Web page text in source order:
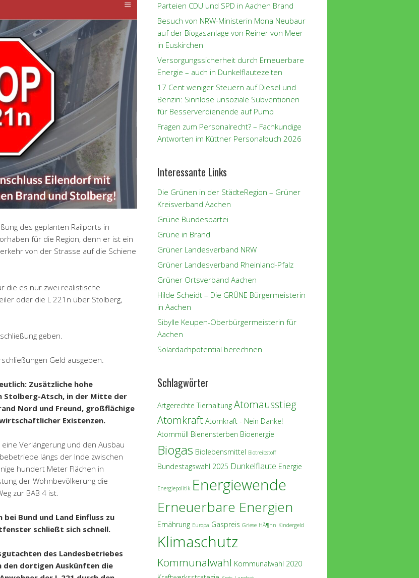
des geplanten Railports in
für die Region, denn er ist ein
von der Strasse auf die Schiene
die es nur zwei realistische
oder die L 221n über Stolberg,
geben.
Geld ausgeben.
Zusätzliche hohe
Stolberg-Atsch, in der Mitte der
Nord und Freund, großflächige
Existenzen.
Verlängerung und den Ausbau
längs der Inde zwischen
hundert Meter Flächen in
der Wohnbevölkerung die
zur BAB 4 ist.
Bund und Land Einfluss zu
schließt sich schnell.
des Landesbetriebes
den dortigen Auskünften die
Parteien CDU und SPD in Aachen Brand
Besuch von NRW-Ministerin Mona Neubaur
auf der Biogasanlage von Reiner von Meer
in Euskirchen
Versorgungssicherheit durch Erneuerbare
Energie – auch in Dunkelflautezeiten
17 Cent weniger Steuern auf Diesel und
Benzin: Sinnlose unsoziale Subventionen
für Besserverdienende auf Pump
Fragen zum Personalrecht? – Fachkundige
Antworten im Küttner Personalbuch 2026
Interessante Links
Die Grünen in der StädteRegion – Grüner
Kreisverband Aachen
Grüne Bundespartei
Grüne in Brand
Grüner Landesverband NRW
Grüner Landesverband Rheinland-Pfalz
Grüner Ortsverband Aachen
Hilde Scheidt – Die GRÜNE Bürgermeisterin
in Aachen
Sibylle Keupen-Oberbürgermeisterin für
Aachen
Solardachpotential berechnen
Schlagwörter
Artgerechte Tierhaltung Atomausstieg
Atomkraft Atomkraft - Nein Danke!
Atommüll Bienensterben Bioenergie
Biogas Biolebensmittel Biotreibstoff
Bundestagswahl 2025 Dunkelflaute Energie
Energiepolitik Energiewende
Erneuerbare Energien
Ernährung Europa Gaspreis Griese HÃ¶hn Kindergeld
Klimaschutz
Kommunalwahl Kommunalwahl 2020